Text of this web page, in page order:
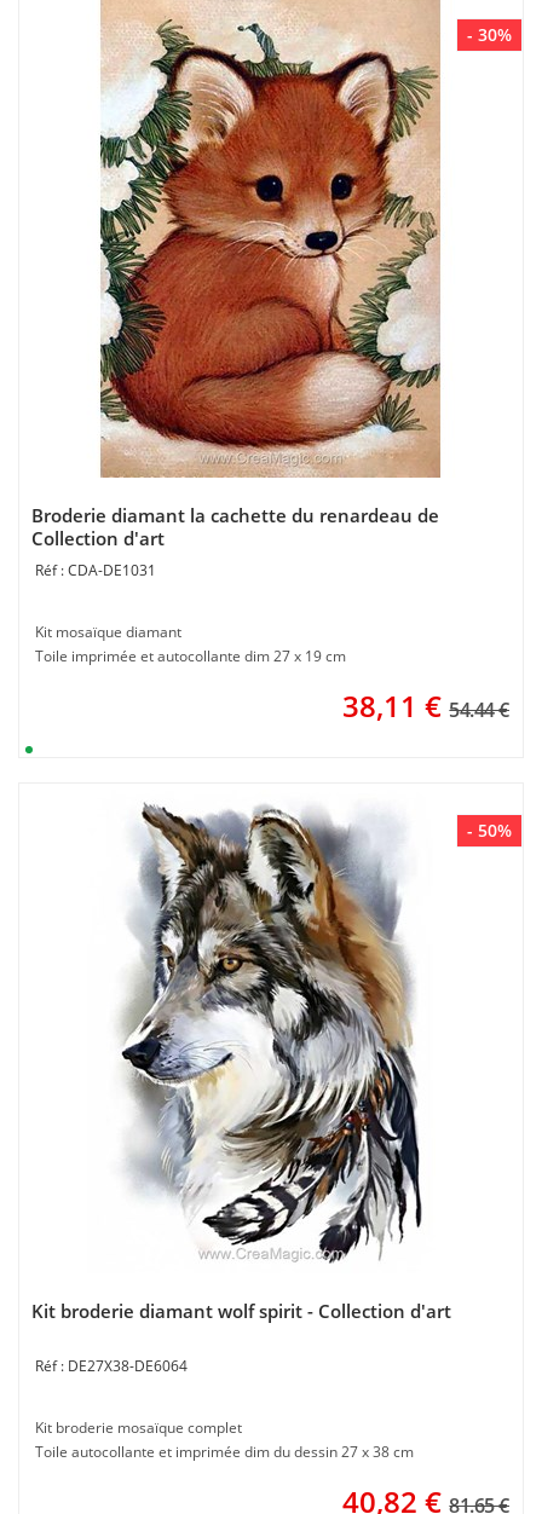
- 30%
Broderie diamant la cachette du renardeau de
Collection d'art
CDA-DE1031
Kit mosaïque diamant
Toile imprimée et autocollante dim 27 x 19 cm
38,11 € 54.44 €
- 50%
Kit broderie diamant wolf spirit - Collection d'art
DE27X38-DE6064
Kit broderie mosaïque complet
Toile autocollante et imprimée dim du dessin 27 x 38 cm
40,82 € 81.65 €